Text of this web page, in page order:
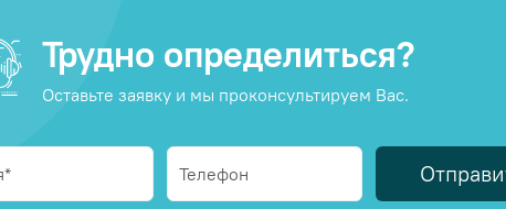
Трудно определиться?
Оставьте заявку и мы проконсультируем Вас.